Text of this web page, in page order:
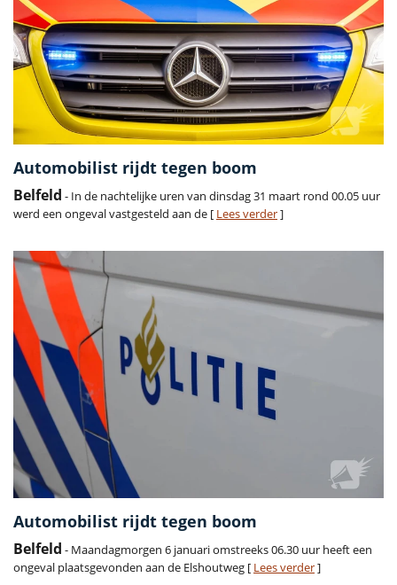
Automobilist rijdt tegen boom
Belfeld - In de nachtelijke uren van dinsdag 31 maart rond 00.05 uur
werd een ongeval vastgesteld aan de [ Lees verder]
Automobilist rijdt tegen boom
Belfeld - Maandagmorgen 6 januari omstreeks 06.30 uur heeft een
ongeval plaatsgevonden aan de Elshoutweg [ Lees verder]